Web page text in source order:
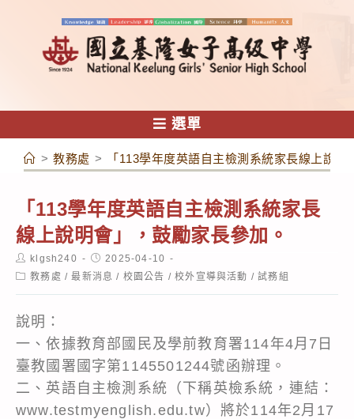
容
選單
> 教務處 > 「113學年度英語自主檢測系統家長線上說
「113學年度英語自主檢測系統家長
線上說明會」，鼓勵家長參加。
Post
author:
klgsh240
Post
published:
2025-04-10
Post教務處 / 最新消息 / 校園公告 / 校外宣導與活動 / 試務組
說明：
一、依據教育部國民及學前教育署114年4月7日
臺教國署國字第1145501244號函辦理。
二、英語自主檢測系統（下稱英檢系統，連結：
www.testmyenglish.edu.tw）將於114年2月17